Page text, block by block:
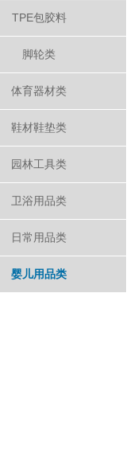
TPE包胶料
脚轮类
体育器材类
鞋材鞋垫类
园林工具类
卫浴用品类
日常用品类
婴儿用品类